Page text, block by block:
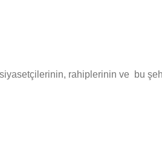
rahiplerinin ve bu